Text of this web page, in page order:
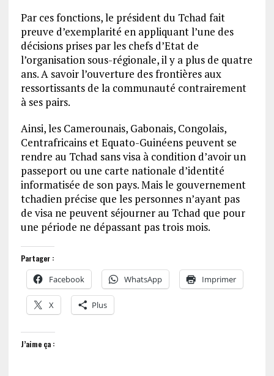
Par ces fonctions, le président du Tchad fait
preuve d’exemplarité en appliquant l’une des
décisions prises par les chefs d’Etat de
l’organisation sous-régionale, il y a plus de quatre
ans. A savoir l’ouverture des frontières aux
ressortissants de la communauté contrairement
à ses pairs.
Ainsi, les Camerounais, Gabonais, Congolais,
Centrafricains et Equato-Guinéens peuvent se
rendre au Tchad sans visa à condition d’avoir un
passeport ou une carte nationale d’identité
informatisée de son pays. Mais le gouvernement
tchadien précise que les personnes n’ayant pas
de visa ne peuvent séjourner au Tchad que pour
une période ne dépassant pas trois mois.
Partager :
Facebook WhatsApp Imprimer
X Plus
J’aime ça :